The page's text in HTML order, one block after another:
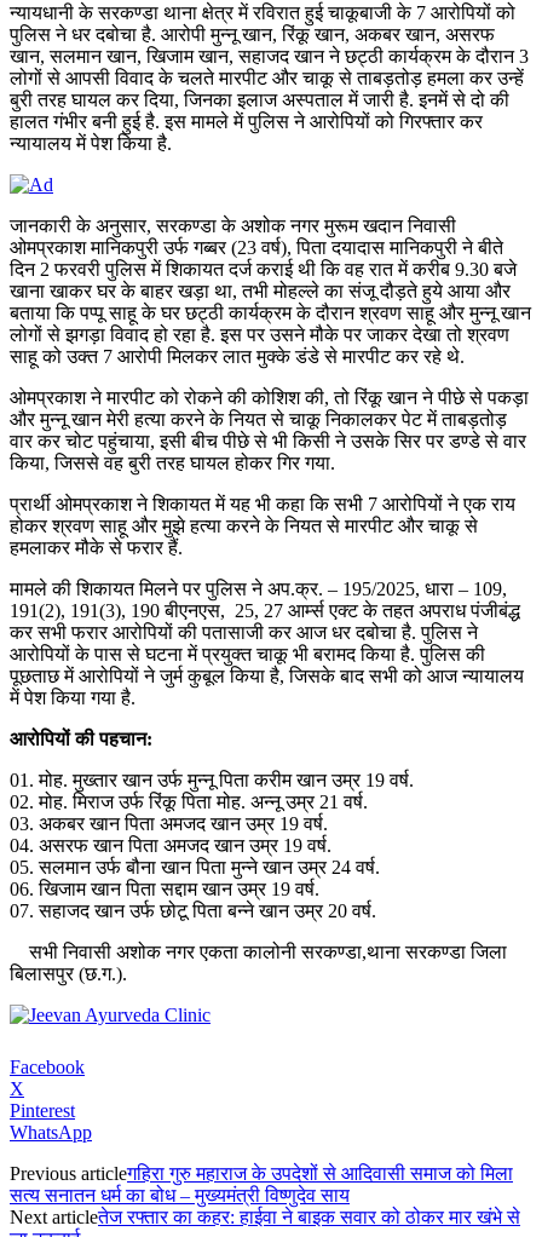
न्यायधानी के सरकण्डा थाना क्षेत्र में रविरात हुई चाकूबाजी के 7 आरोपियों को
पुलिस ने धर दबोचा है. आरोपी मुन्नू खान, रिंकू खान, अकबर खान, असरफ
खान, सलमान खान, खिजाम खान, सहाजद खान ने छट्ठी कार्यक्रम के दौरान 3
लोगों से आपसी विवाद के चलते मारपीट और चाकू से ताबड़तोड़ हमला कर उन्हें
बुरी तरह घायल कर दिया, जिनका इलाज अस्पताल में जारी है. इनमें से दो की
हालत गंभीर बनी हुई है. इस मामले में पुलिस ने आरोपियों को गिरफ्तार कर
न्यायालय में पेश किया है.
जानकारी के अनुसार, सरकण्डा के अशोक नगर मुरूम खदान निवासी
ओमप्रकाश मानिकपुरी उर्फ गब्बर (23 वर्ष), पिता दयादास मानिकपुरी ने बीते
दिन 2 फरवरी पुलिस में शिकायत दर्ज कराई थी कि वह रात में करीब 9.30 बजे
खाना खाकर घर के बाहर खड़ा था, तभी मोहल्ले का संजू दौड़ते हुये आया और
बताया कि पप्पू साहू के घर छट्ठी कार्यक्रम के दौरान श्रवण साहू और मुन्नू खान
लोगों से झगड़ा विवाद हो रहा है. इस पर उसने मौके पर जाकर देखा तो श्रवण
साहू को उक्त 7 आरोपी मिलकर लात मुक्के डंडे से मारपीट कर रहे थे.
ओमप्रकाश ने मारपीट को रोकने की कोशिश की, तो रिंकू खान ने पीछे से पकड़ा
और मुन्नू खान मेरी हत्या करने के नियत से चाकू निकालकर पेट में ताबड़तोड़
वार कर चोट पहुंचाया, इसी बीच पीछे से भी किसी ने उसके सिर पर डण्डे से वार
किया, जिससे वह बुरी तरह घायल होकर गिर गया.
प्रार्थी ओमप्रकाश ने शिकायत में यह भी कहा कि सभी 7 आरोपियों ने एक राय
होकर श्रवण साहू और मुझे हत्या करने के नियत से मारपीट और चाकू से
हमलाकर मौके से फरार हैं.
मामले की शिकायत मिलने पर पुलिस ने अप.क्र. – 195/2025, धारा – 109,
191(2), 191(3), 190 बीएनएस, 25, 27 आर्म्स एक्ट के तहत अपराध पंजीबंद्ध
कर सभी फरार आरोपियों की पतासाजी कर आज धर दबोचा है. पुलिस ने
आरोपियों के पास से घटना में प्रयुक्त चाकू भी बरामद किया है. पुलिस की
पूछताछ में आरोपियों ने जुर्म कुबूल किया है, जिसके बाद सभी को आज न्यायालय
में पेश किया गया है.
आरोपियों की पहचान:
01. मोह. मुख्तार खान उर्फ मुन्नू पिता करीम खान उम्र 19 वर्ष.
02. मोह. मिराज उर्फ रिंकू पिता मोह. अन्नू उम्र 21 वर्ष.
03. अकबर खान पिता अमजद खान उम्र 19 वर्ष.
04. असरफ खान पिता अमजद खान उम्र 19 वर्ष.
05. सलमान उर्फ बौना खान पिता मुन्ने खान उम्र 24 वर्ष.
06. खिजाम खान पिता सद्दाम खान उम्र 19 वर्ष.
07. सहाजद खान उर्फ छोटू पिता बन्ने खान उम्र 20 वर्ष.
सभी निवासी अशोक नगर एकता कालोनी सरकण्डा,थाना सरकण्डा जिला
बिलासपुर (छ.ग.).
Facebook
X
Pinterest
WhatsApp
Previous articleगहिरा गुरु महाराज के उपदेशों से आदिवासी समाज को मिला
सत्य सनातन धर्म का बोध – मुख्यमंत्री विष्णुदेव साय
Next articleतेज रफ्तार का कहर: हाईवा ने बाइक सवार को ठोकर मार खंभे से